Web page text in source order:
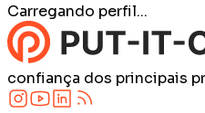
Carregando perfil...
confiança dos principais